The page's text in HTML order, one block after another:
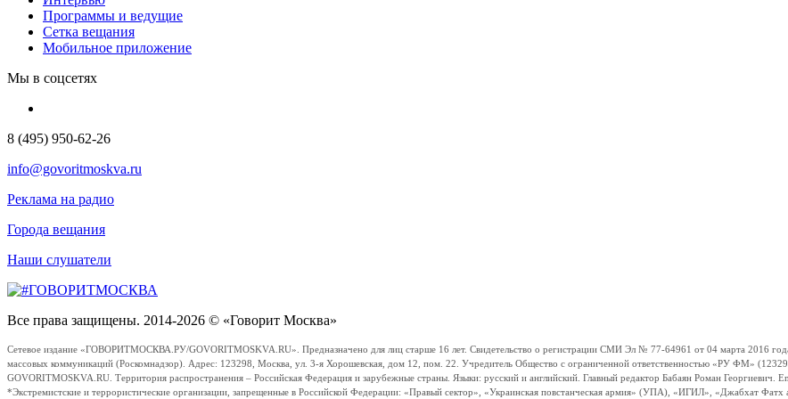
Программы и ведущие
Сетка вещания
Мобильное приложение
Мы в соцсетях
8 (495) 950-62-26
info@govoritmoskva.ru
Реклама на радио
Города вещания
Наши слушатели
Все права защищены. 2014-2026 © «Говорит Москва»
Сетевое издание «ГОВОРИТМОСКВА.РУ/GOVORITMOSKVA.RU». Предназначено для лиц старше 16 лет. Свидетельство о регистрации СМИ Эл № 77-64961 от 04 марта 2016
массовых коммуникаций (Роскомнадзор). Адрес: 123298, Москва, ул. 3-я Хорошевская, дом 12, пом. 22. Учредитель Общество с ограниченной ответственностью «РУ ФМ»
GOVORITMOSKVA.RU. Территория распространения – Российская Федерация и зарубежные страны. Языки: русский и английский. Главный редактор Бабаян Роман
*Экстремистские и террористические организации, запрещенные в Российской Федерации: «Правый сектор», «Украинская повстанческая армия» (УПА), «ИГИЛ», «Джабхат